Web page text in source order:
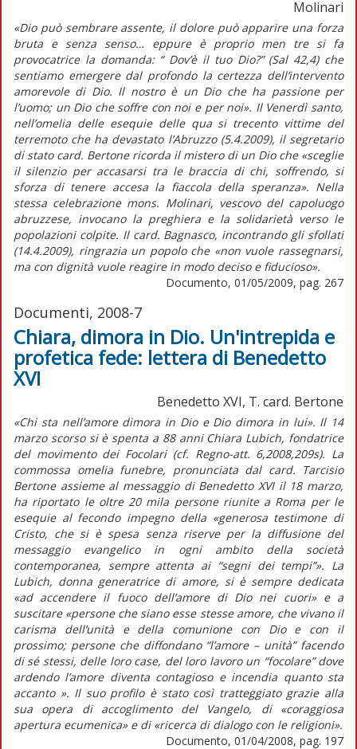
Molinari
«Dio può sembrare assente, il dolore può apparire una forza
bruta e senza senso… eppure è proprio men tre si fa
provocatrice la domanda: “ Dov’è il tuo Dio?” (Sal 42,4) che
sentiamo emergere dal profondo la certezza dell’intervento
amorevole di Dio. Il nostro è un Dio che ha passione per
l’uomo; un Dio che soffre con noi e per noi». Il Venerdì santo,
nell’omelia delle esequie delle qua si trecento vittime del
terremoto che ha devastato l’Abruzzo (5.4.2009), il segretario
di stato card. Bertone ricorda il mistero di un Dio che «sceglie
il silenzio per accasarsi tra le braccia di chi, soffrendo, si
sforza di tenere accesa la fiaccola della speranza». Nella
stessa celebrazione mons. Molinari, vescovo del capoluogo
abruzzese, invocano la preghiera e la solidarietà verso le
popolazioni colpite. Il card. Bagnasco, incontrando gli sfollati
(14.4.2009), ringrazia un popolo che «non vuole rassegnarsi,
ma con dignità vuole reagire in modo deciso e fiducioso».
Documento, 01/05/2009, pag. 267
Documenti, 2008-7
Chiara, dimora in Dio. Un'intrepida e
profetica fede: lettera di Benedetto
XVI
Benedetto XVI, T. card. Bertone
«Chi sta nell’amore dimora in Dio e Dio dimora in lui». Il 14
marzo scorso si è spenta a 88 anni Chiara Lubich, fondatrice
del movimento dei Focolari (cf. Regno-att. 6,2008,209s). La
commossa omelia funebre, pronunciata dal card. Tarcisio
Bertone assieme al messaggio di Benedetto XVI il 18 marzo,
ha riportato le oltre 20 mila persone riunite a Roma per le
esequie al fecondo impegno della «generosa testimone di
Cristo, che si è spesa senza riserve per la diffusione del
messaggio evangelico in ogni ambito della società
contemporanea, sempre attenta ai “segni dei tempi”». La
Lubich, donna generatrice di amore, si è sempre dedicata
«ad accendere il fuoco dell’amore di Dio nei cuori» e a
suscitare «persone che siano esse stesse amore, che vivano il
carisma dell’unità e della comunione con Dio e con il
prossimo; persone che diffondano “l’amore – unità” facendo
di sé stessi, delle loro case, del loro lavoro un “focolare” dove
ardendo l’amore diventa contagioso e incendia quanto sta
accanto ». Il suo profilo è stato così tratteggiato grazie alla
sua opera di accoglimento del Vangelo, di «coraggiosa
apertura ecumenica» e di «ricerca di dialogo con le religioni».
Documento, 01/04/2008, pag. 197